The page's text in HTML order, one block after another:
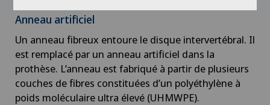
Anneau artificiel
Un anneau fibreux entoure le disque intervertébral. Il
est remplacé par un anneau artificiel dans la
prothèse. L’anneau est fabriqué à partir de plusieurs
couches de fibres constituées d’un polyéthylène à
poids moléculaire ultra élevé (UHMWPE).